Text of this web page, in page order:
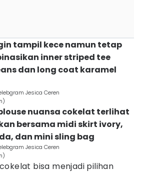
tampil kece namun tetap
inner striped tee
dan long coat karamel
Jesica Ceren
nuansa cokelat terlihat
bersama midi skirt ivory,
dan mini sling bag
Jesica Ceren
bisa menjadi pilihan